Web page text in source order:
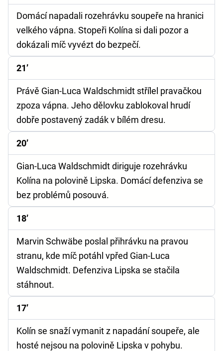
Domácí napadali rozehrávku soupeře na hranici
velkého vápna. Stopeři Kolína si dali pozor a
dokázali míč vyvézt do bezpečí.
21’
Právě Gian-Luca Waldschmidt střílel pravačkou
zpoza vápna. Jeho dělovku zablokoval hrudí
dobře postavený zadák v bílém dresu.
20’
Gian-Luca Waldschmidt diriguje rozehrávku
Kolína na polovině Lipska. Domácí defenziva se
bez problémů posouvá.
18’
Marvin Schwäbe poslal přihrávku na pravou
stranu, kde míč potáhl vpřed Gian-Luca
Waldschmidt. Defenziva Lipska se stačila
stáhnout.
17’
Kolín se snaží vymanit z napadání soupeře, ale
hosté nejsou na polovině Lipska v pohybu.